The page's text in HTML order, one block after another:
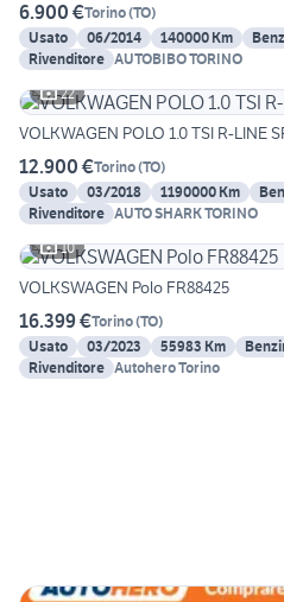
6.900 €Torino(TO)
Usato
06/2014 140000 Km
Rivenditore AUTOBIBO TORINO
22
VOLKWAGEN POLO 1.0 TSI R-LINE
12.900 €Torino(TO)
Usato
03/2018 1190000 Km
Rivenditore AUTO SHARK TORINO
10
VOLKSWAGEN Polo FR88425
16.399 €Torino(TO)
Usato
03/2023 55983 Km
Rivenditore Autohero Torino